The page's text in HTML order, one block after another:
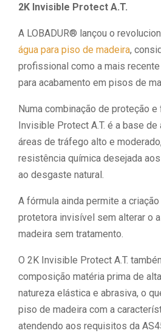
2K Invisible Protect A.T.
A LOBADUR® lançou o
água para piso de madeira,
profissional como a mais
para acabamento em pisos de
Numa combinação de proteção
Invisible Protect A.T. é a base de
áreas de tráfego alto e
resistência química desejada
ao desgaste natural.
A fórmula ainda permite a
protetora invisível sem alterar o
madeira sem tratamento.
O 2K Invisible Protect A.T.
composição matéria prima de
natureza elástica e abrasiva, o
piso de madeira com a
atendendo aos requisitos da